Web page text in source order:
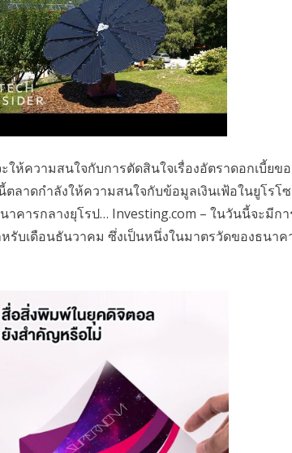
ให้ความสนใจกับการตัดสินใจเรื่องอัตราดอกเบี้ยข
ลาดกำลังให้ความสนใจกับข้อมูลเงินเฟ้อในยูโรโ
คารกลางยุโรป… Investing.com – ในวันนี้จะมีกา
หรับเดือนธันวาคม ซึ่งเป็นหนึ่งในมาตรวัดของธนาค